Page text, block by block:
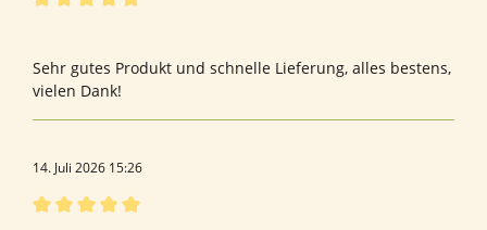
Sehr gutes Produkt und schnelle Lieferung, alles bestens,
vielen Dank!
14. Juli 2026 15:26